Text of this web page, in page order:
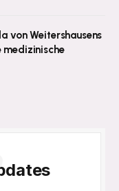
von Weitershausens
medizinische